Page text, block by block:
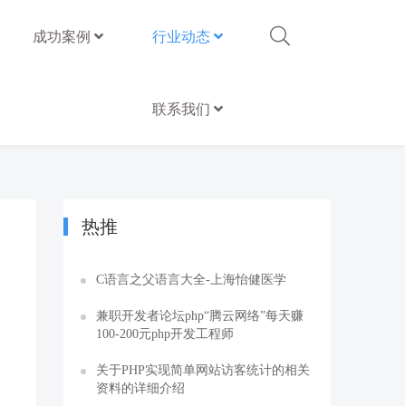
成功案例 行业动态
联系我们
热推
C语言之父语言大全-上海怡健医学
兼职开发者论坛php“腾云网络”每天赚
100-200元php开发工程师
关于PHP实现简单网站访客统计的相关
资料的详细介绍